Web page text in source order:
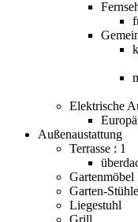
Elektrische
Außenaustattung
Terrasse : 1
Gartenmöbel
Garten-Stühle
Liegestuhl